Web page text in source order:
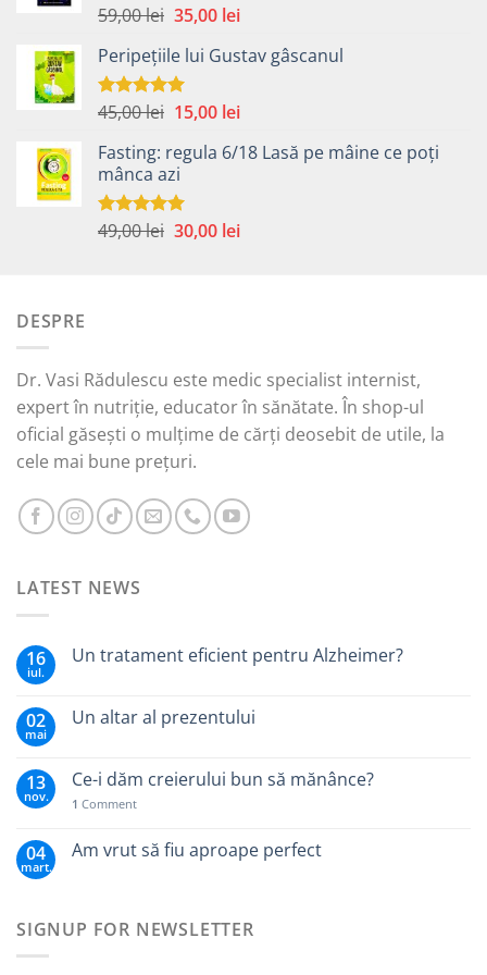
Evaluat la
59,00lei Prețul
a
fost:
59,00 lei.
35,00 leiPrețul
este:
Peripețiile lui Gustav gâscanul
Evaluat la
45,00lei Prețul
a
fost:
45,00 lei.
15,00 leiPrețul
este:
Fasting: regula 6/18 Lasă pe mâine ce poți
mânca azi
Evaluat la
49,00lei Prețul
30,00 leiPrețul
DESPRE
Dr. Vasi Rădulescu este medic specialist internist,
expert în nutriție, educator în sănătate. În shop-ul
oficial găsești o mulțime de cărți deosebit de utile, la
cele mai bune prețuri.
LATEST NEWS
16
iul.
Un tratament eficient pentru Alzheimer?
02
mai
Un altar al prezentului
13
nov.
Ce-i dăm creierului bun să mănânce?
1 Comment
04
mart.
Am vrut să fiu aproape perfect
SIGNUP FOR NEWSLETTER